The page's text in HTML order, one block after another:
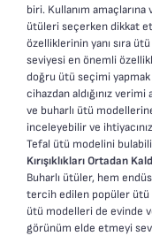
dikeyden yataya
tasarımı ve ultra
başlığı sayesinde
bakım deneyimi
bir boyuta taşınıyor.
Yaklaşık 70 saniyede
kullanıma hazır hale
IXEO Power,
ütülemeyi iki kat
hızlı hale getirir ve
pürüzsüz ve
biri. Kullanım
ütüleri seçerken dikkat
özelliklerinin yanı sıra
seviyesi en önemli
doğru ütü seçimi yapmak
cihazdan aldığınız verimi
ve buharlı ütü
inceleyebilir ve
Tefal ütü modelini
Kırışıklıkları Ortadan
Buharlı ütüler, hem
tercih edilen popüler ütü
ütü modelleri de evinde
görünüm elde etmeyi